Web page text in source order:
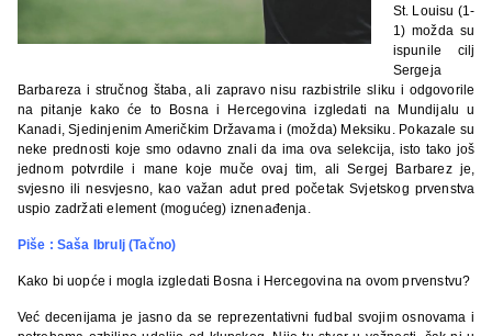
St. Louisu (1-
1) možda su
ispunile cilj
Sergeja
Barbareza i stručnog štaba, ali zapravo nisu razbistrile sliku i odgovorile
na pitanje kako će to Bosna i Hercegovina izgledati na Mundijalu u
Kanadi, Sjedinjenim Američkim Državama i (možda) Meksiku. Pokazale su
neke prednosti koje smo odavno znali da ima ova selekcija, isto tako još
jednom potvrdile i mane koje muče ovaj tim, ali Sergej Barbarez je,
svjesno ili nesvjesno, kao važan adut pred početak Svjetskog prvenstva
uspio zadržati element (mogućeg) iznenađenja.
Piše : Saša Ibrulj (Tačno)
Kako bi uopće i mogla izgledati Bosna i Hercegovina na ovom prvenstvu?
Već decenijama je jasno da se reprezentativni fudbal svojim osnovama i